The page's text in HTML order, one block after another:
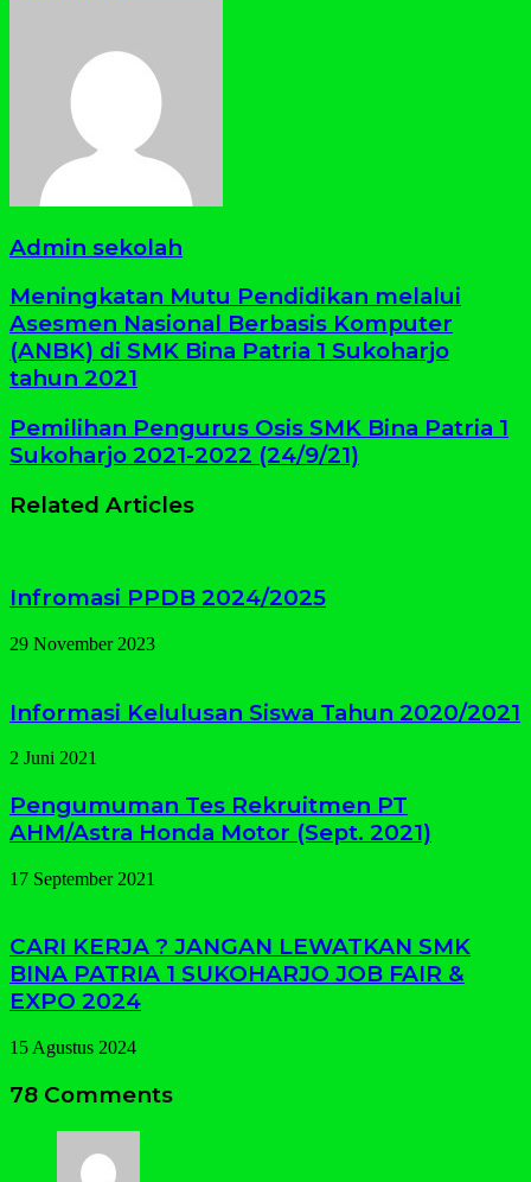
Admin sekolah
Meningkatan Mutu Pendidikan melalui
Asesmen Nasional Berbasis Komputer
(ANBK) di SMK Bina Patria 1 Sukoharjo
tahun 2021
Pemilihan Pengurus Osis SMK Bina Patria 1
Sukoharjo 2021-2022 (24/9/21)
Related Articles
Infromasi PPDB 2024/2025
29 November 2023
Informasi Kelulusan Siswa Tahun 2020/2021
2 Juni 2021
Pengumuman Tes Rekruitmen PT
AHM/Astra Honda Motor (Sept. 2021)
17 September 2021
CARI KERJA ? JANGAN LEWATKAN SMK
BINA PATRIA 1 SUKOHARJO JOB FAIR &
EXPO 2024
15 Agustus 2024
78 Comments